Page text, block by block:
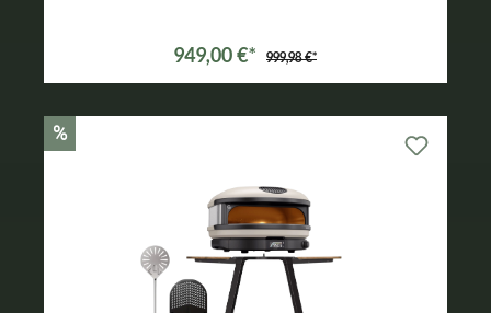
949,00 €* 999,98 €*
%